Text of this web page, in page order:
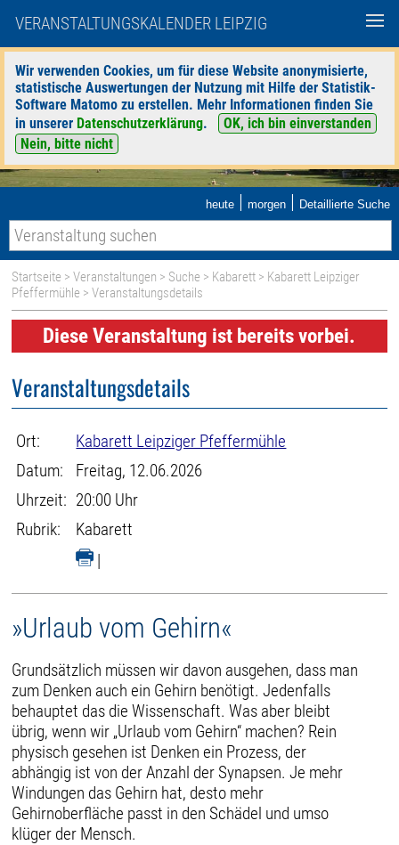
VERANSTALTUNGSKALENDER LEIPZIG
Wir verwenden Cookies, um für diese Website anonymisierte,
statistische Auswertungen der Nutzung mit Hilfe der Statistik-
Software Matomo zu erstellen. Mehr Informationen finden Sie
in unserer Datenschutzerklärung.
OK, ich bin einverstanden
Nein, bitte nicht
heute | morgen | Detaillierte Suche
Startseite >Veranstaltungen > Suche > Kabarett > Kabarett Leipziger
Pfeffermühle > Veranstaltungsdetails
Diese Veranstaltung ist bereits vorbei.
Veranstaltungsdetails
Ort:
Kabarett Leipziger Pfeffermühle
Datum:
Freitag, 12.06.2026
Uhrzeit: 20:00 Uhr
Rubrik:
Kabarett
|
»Urlaub vom Gehirn«
Grundsätzlich müssen wir davon ausgehen, dass man
zum Denken auch ein Gehirn benötigt. Jedenfalls
behauptet das die Wissenschaft. Was aber bleibt
übrig, wenn wir „Urlaub vom Gehirn“ machen? Rein
physisch gesehen ist Denken ein Prozess, der
abhängig ist von der Anzahl der Synapsen. Je mehr
Windungen das Gehirn hat, desto mehr
Gehirnoberfläche passt in den Schädel und umso
klüger der Mensch.